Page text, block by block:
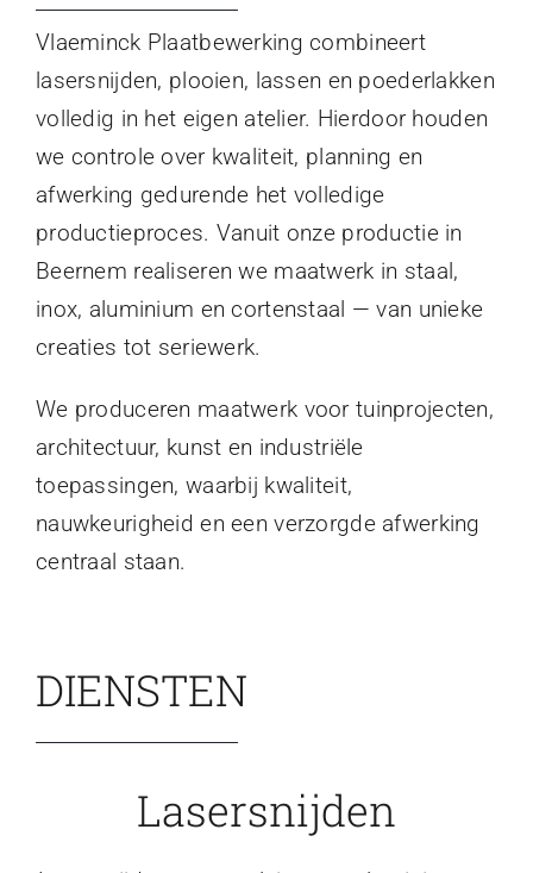
Vlaeminck Plaatbewerking combineert
lasersnijden, plooien, lassen en poederlakken
volledig in het eigen atelier. Hierdoor houden
we controle over kwaliteit, planning en
afwerking gedurende het volledige
productieproces. Vanuit onze productie in
Beernem realiseren we maatwerk in staal,
inox, aluminium en cortenstaal — van unieke
creaties tot seriewerk.
We produceren maatwerk voor tuinprojecten,
architectuur, kunst en industriële
toepassingen, waarbij kwaliteit,
nauwkeurigheid en een verzorgde afwerking
centraal staan.
DIENSTEN
Lasersnijden